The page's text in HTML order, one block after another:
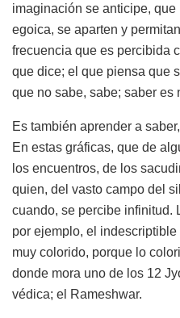
imaginación se anticipe,
egoica, se aparten y
frecuencia que es percibida
que dice; el que piensa que
que no sabe, sabe; saber es
Es también aprender a
En estas gráficas, que de
los encuentros, de los
quien, del vasto campo del
cuando, se percibe infinitud.
por ejemplo, el
muy colorido, porque lo
donde mora uno de los 12
védica; el Rameshwar.